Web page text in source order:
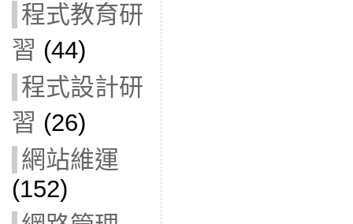
程式教育研
習 (44)
程式設計研
習 (26)
網站維運
(152)